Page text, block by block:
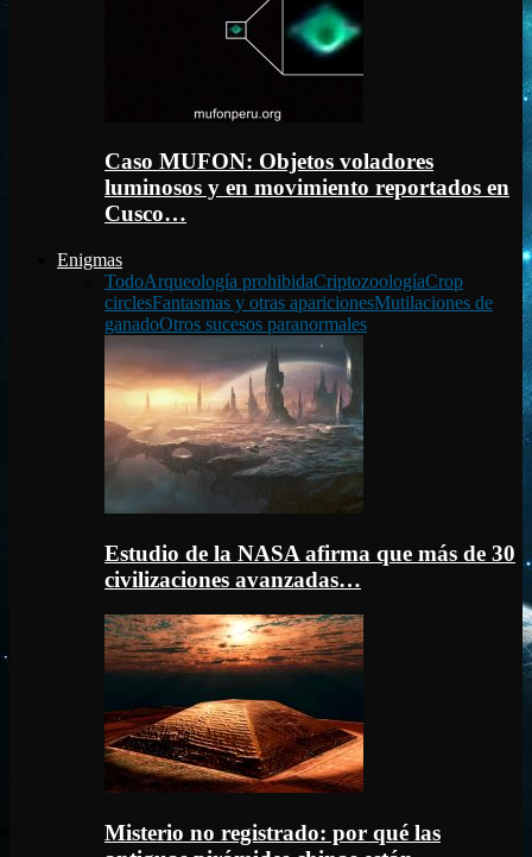
Caso MUFON: Objetos voladores
luminosos y en movimiento reportados en
Cusco…
Enigmas
TodoArqueología prohibidaCriptozoologíaCrop
circlesFantasmas y otras aparicionesMutilaciones de
ganadoOtros sucesos paranormales
Estudio de la NASA afirma que más de 30
civilizaciones avanzadas…
Misterio no registrado: por qué las